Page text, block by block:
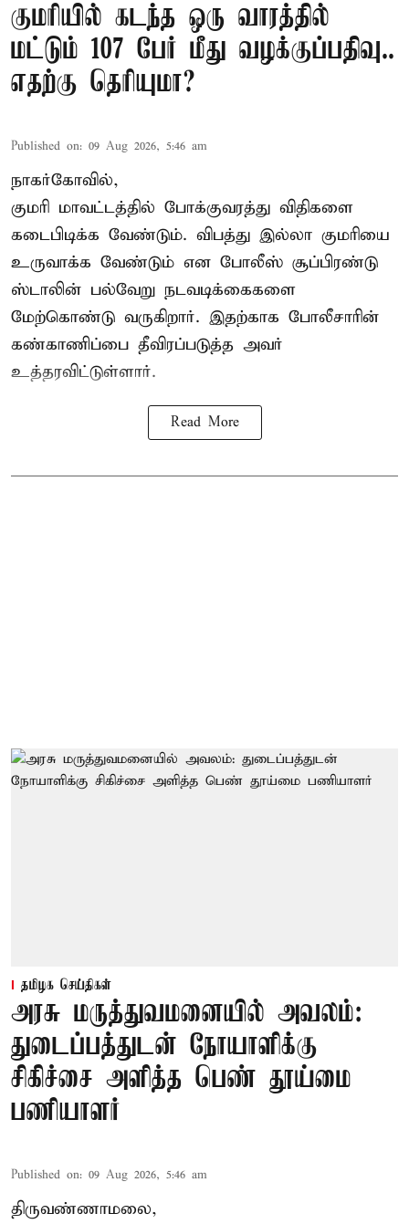
குமரியில் கடந்த ஒரு வாரத்தில்
மட்டும் 107 பேர் மீது வழக்குப்பதிவு..
எதற்கு தெரியுமா?
Published on: 09 Aug 2026, 5:46 am
நாகர்கோவில்,
குமரி மாவட்டத்தில் போக்குவரத்து விதிகளை
கடைபிடிக்க வேண்டும். விபத்து இல்லா குமரியை
உருவாக்க வேண்டும் என போலீஸ் சூப்பிரண்டு
ஸ்டாலின் பல்வேறு நடவடிக்கைகளை
மேற்கொண்டு வருகிறார். இதற்காக போலீசாரின்
கண்காணிப்பை தீவிரப்படுத்த அவர்
உத்தரவிட்டுள்ளார்.
Read More
தமிழக செய்திகள்
அரசு மருத்துவமனையில் அவலம்:
துடைப்பத்துடன் நோயாளிக்கு
சிகிச்சை அளித்த பெண் தூய்மை
பணியாளர்
Published on: 09 Aug 2026, 5:46 am
திருவண்ணாமலை,